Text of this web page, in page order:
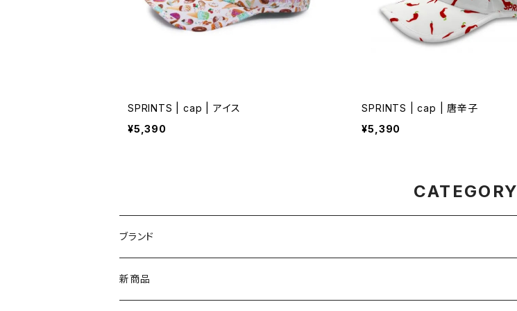
SPRINTS | cap | アイス
¥5,390
SPRINTS | cap | 唐辛子
¥5,390
CATEGORY
ブランド
asics（アシックス）
新商品